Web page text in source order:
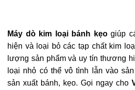
Máy dò kim loại bánh kẹogiúp
hiện và loại bỏ các tạp chất kim
lượng sản phẩm và uy tín thương
loại nhỏ có thể vô tình lẫn vào
sản xuất bánh, kẹo. Gọi ngay cho